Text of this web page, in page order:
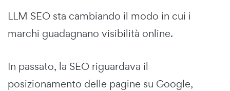
LLM SEO sta cambiando il modo in cui i
marchi guadagnano visibilità online.
In passato, la SEO riguardava il
posizionamento delle pagine su Google,